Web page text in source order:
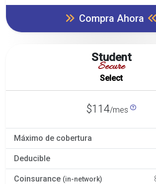
Compra Ahora
Student
Secure
Select
$114/mes
Máximo de cobertura
Deducible
Coinsurance (in-network)